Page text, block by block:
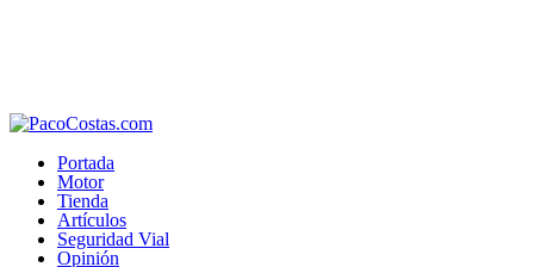
Portada
Motor
Tienda
Artículos
Seguridad Vial
Opinión